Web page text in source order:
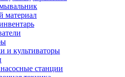
материал
и культиваторы
станции